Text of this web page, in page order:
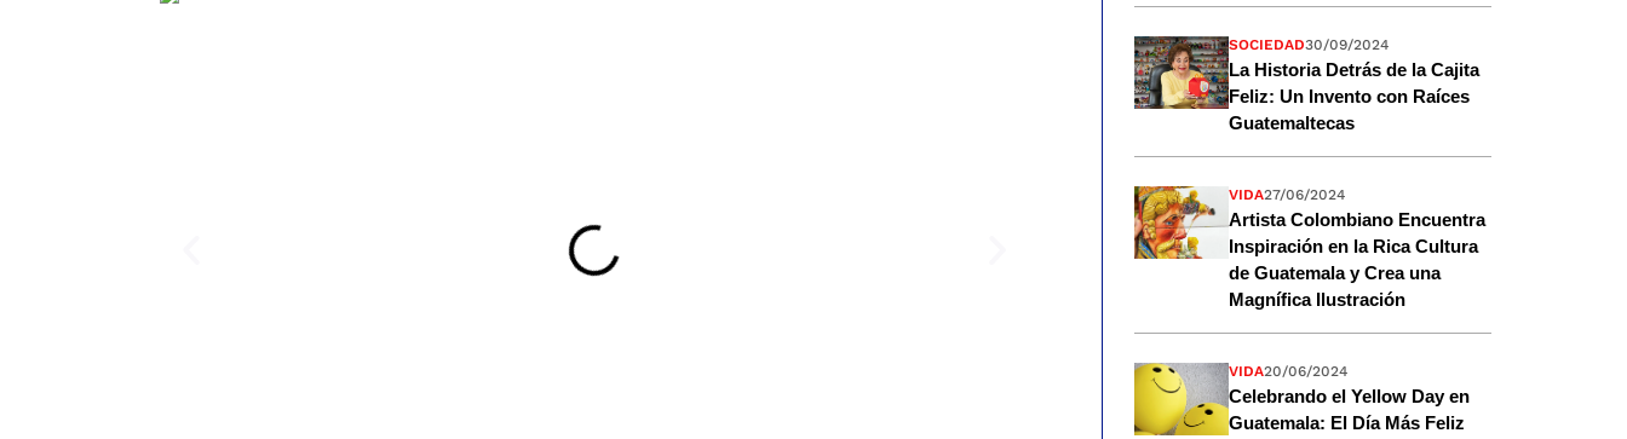
SOCIEDAD30/09/2024
La Historia Detrás de la Cajita
Feliz: Un Invento con Raíces
Guatemaltecas
VIDA27/06/2024
Artista Colombiano Encuentra
Inspiración en la Rica Cultura
de Guatemala y Crea una
Magnífica Ilustración
VIDA20/06/2024
Celebrando el Yellow Day en
Guatemala: El Día Más Feliz